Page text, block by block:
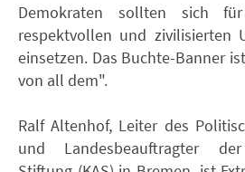
Demokraten sollten sich
respektvollen und zivilisierten
einsetzen. Das Buchte-Banner
von all dem".
Ralf Altenhof, Leiter des
und Landesbeauftragter der